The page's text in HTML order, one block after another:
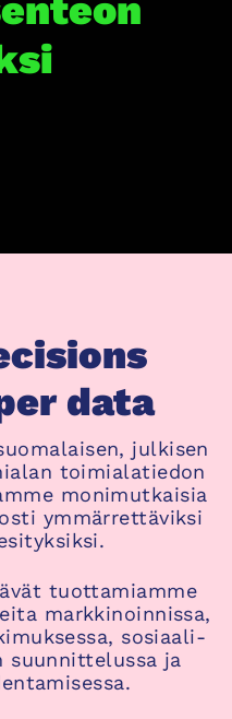
data
julkisen
toimialatiedon
monimutkaisia
ymmärrettäviksi
tuottamiamme
markkinoinnissa,
sosiaali-
suunnittelussa ja